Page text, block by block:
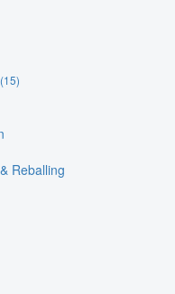
(15)
Reballing